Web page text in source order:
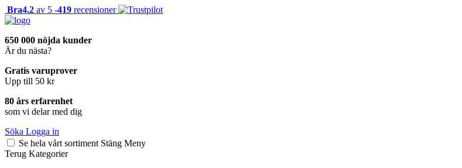
Bra4.2 av 5 -419 recensioner
650 000 nöjda kunder
Är du nästa?
Gratis varuprover
Upp till 50 kr
80 års erfarenhet
som vi delar med dig
Söka Logga in
Se hela vårt sortiment Stäng Meny
Terug Kategorier